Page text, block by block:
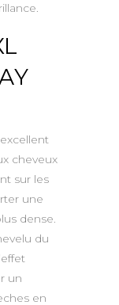
cheveux
sur les
une
dense.
du
un
en